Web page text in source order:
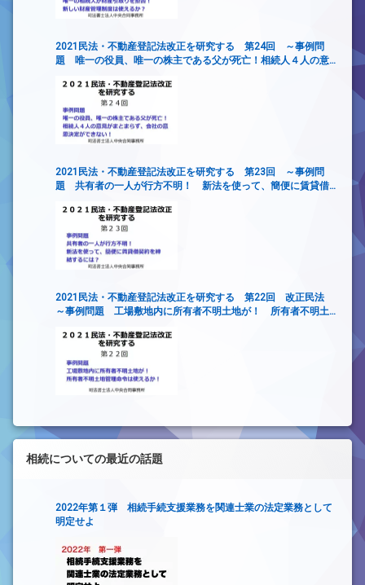
2021民法・不動産登記法改正を研究する 第24回 ～事例問
題 唯一の役員、唯一の株主である父が死亡！相続人４人の意
2021民法・不動産登記法改正を研究する 第23回 ～事例問
題 共有者の一人が行方不明！ 新法を使って、簡便に賃貸借
2021民法・不動産登記法改正を研究する 第22回 改正民法
～事例問題 工場敷地内に所有者不明土地が！ 所有者不明土
相続についての最近の話題
2022年第１弾 相続手続支援業務を関連士業の法定業務として
明定せよ